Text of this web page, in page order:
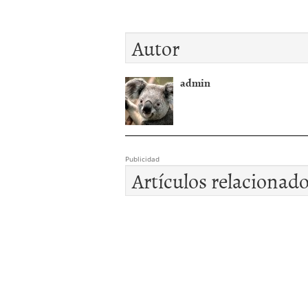
Autor
admin
Publicidad
Artículos